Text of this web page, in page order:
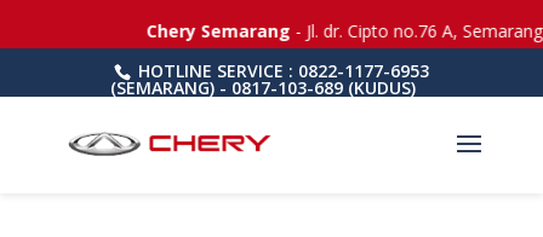
HOTLINE SERVICE : 0822-1177-6953
(SEMARANG) - 0817-103-689 (KUDUS)
Chery Semarang- Jl. dr. Cipto no.76 A,